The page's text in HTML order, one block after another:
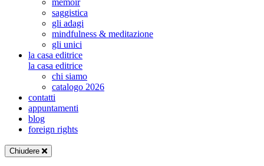
saggistica
gli adagi
mindfulness & meditazione
gli unici
la casa editrice
la casa editrice
chi siamo
catalogo 2026
contatti
appuntamenti
blog
foreign rights
Chiudere